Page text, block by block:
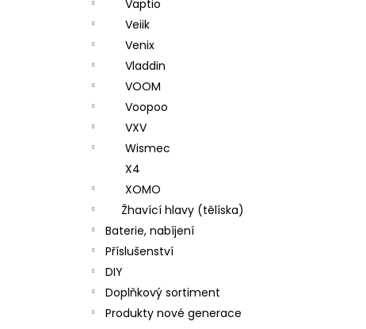
Vaptio
Veiik
Venix
Vladdin
VOOM
Voopoo
VXV
Wismec
X4
XOMO
Žhavící hlavy (tělíska)
Baterie, nabíjení
Příslušenství
DIY
Doplňkový sortiment
Produkty nové generace